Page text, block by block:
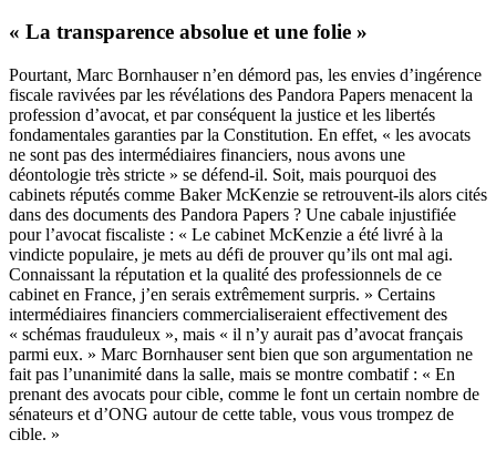
« La transparence absolue et une folie »
Pourtant, Marc Bornhauser n’en démord pas, les envies d’ingérence
fiscale ravivées par les révélations des Pandora Papers menacent la
profession d’avocat, et par conséquent la justice et les libertés
fondamentales garanties par la Constitution. En effet, « les avocats
ne sont pas des intermédiaires financiers, nous avons une
déontologie très stricte » se défend-il. Soit, mais pourquoi des
cabinets réputés comme Baker McKenzie se retrouvent-ils alors cités
dans des documents des Pandora Papers ? Une cabale injustifiée
pour l’avocat fiscaliste : « Le cabinet McKenzie a été livré à la
vindicte populaire, je mets au défi de prouver qu’ils ont mal agi.
Connaissant la réputation et la qualité des professionnels de ce
cabinet en France, j’en serais extrêmement surpris. » Certains
intermédiaires financiers commercialiseraient effectivement des
« schémas frauduleux », mais « il n’y aurait pas d’avocat français
parmi eux. » Marc Bornhauser sent bien que son argumentation ne
fait pas l’unanimité dans la salle, mais se montre combatif : « En
prenant des avocats pour cible, comme le font un certain nombre de
sénateurs et d’ONG autour de cette table, vous vous trompez de
cible. »